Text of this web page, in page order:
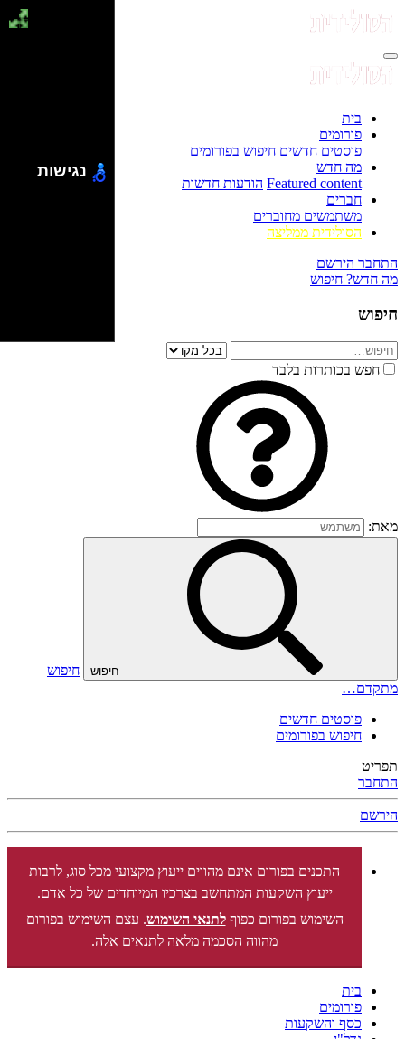
בית
פורומים
פוסטים חדשים חיפוש בפורומים
מה חדש
Featured content הודעות חדשות
חברים
משתמשים מחוברים
הסולידית ממליצה
התחבר הירשם
מה חדש? חיפוש
חיפוש
חפש בכותרות בלבד
מאת:
חיפוש
חיפוש
מתקדם…
פוסטים חדשים
חיפוש בפורומים
תפריט
התחבר
הירשם
התכנים בפורום אינם מהווים ייעוץ מקצועי מכל סוג, לרבות
ייעוץ השקעות המתחשב בצרכיו המיוחדים של כל אדם.
השימוש בפורום כפוףלתנאי השימוש. עצם השימוש בפורום
מהווה הסכמה מלאה לתנאים אלה.
בית
פורומים
כסף והשקעות
נגישות